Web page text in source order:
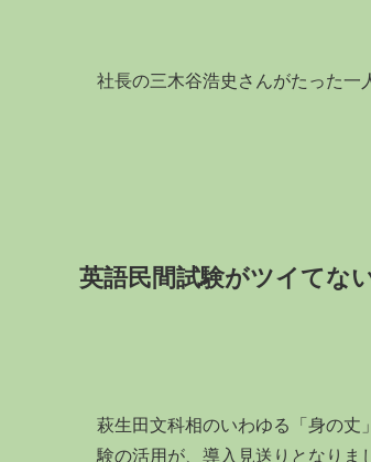
社長の三木谷浩史さんがたった一
英語民間試験がツイてな
萩生田文科相のいわゆる「身の丈
験の活用が、導入見送りとなりま